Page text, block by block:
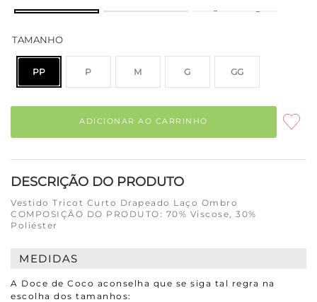
TAMANHO
PP P M G GG
ADICIONAR AO CARRINHO
DESCRIÇÃO DO PRODUTO
Vestido Tricot Curto Drapeado Laço Ombro
COMPOSIÇÃO DO PRODUTO: 70% Viscose, 30%
Poliéster
MEDIDAS
A Doce de Coco aconselha que se siga tal regra na
escolha dos tamanhos: